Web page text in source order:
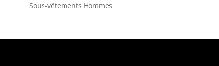
Sous-vêtements Hommes